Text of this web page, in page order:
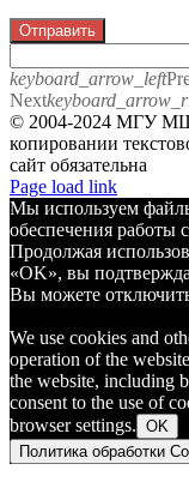
Отправить
keyboard_arrow_left
Next
© 2004-2024 МГУ
копировании
сайт обязательна
Telegram
Page load link
Мы используем
обеспечения работы
Продолжая
«OK», вы
Вы можете
We use cookies and
operation of the
the website, including
consent to the use of
browser settings. OK
Политика обработки